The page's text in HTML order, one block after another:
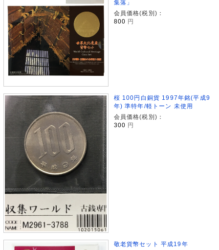
集落」
会員価格(税別)：
800 円
桜 100円白銅貨 1997年銘(平成9
年) 準特年/軽トーン 未使用
会員価格(税別)：
300 円
敬老貨幣セット 平成19年